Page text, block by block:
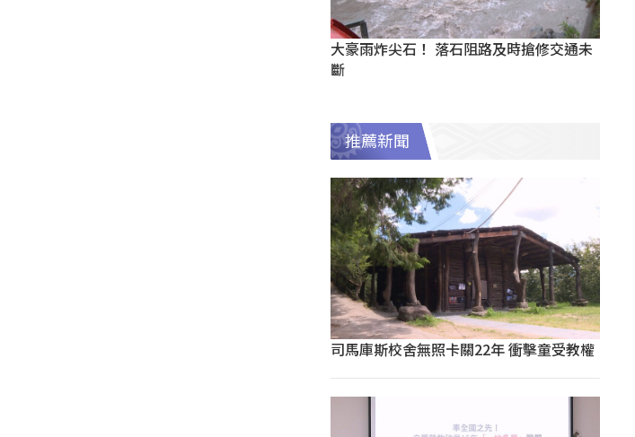
大豪雨炸尖石！ 落石阻路及時搶修交通未
斷
推薦新聞
司馬庫斯校舍無照卡關22年 衝擊童受教權